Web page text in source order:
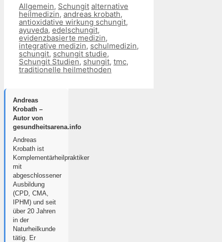
Kategorien
Allgemein, Schungit Schlagwörter
alternative
heilmedizin, andreas krobath,
antioxidative wirkung schungit,
ayuveda, edelschungit,
evidenzbasierte medizin,
integrative medizin, schulmedizin,
schungit, schungit studie,
Schungit Studien, shungit, tmc,
traditionelle heilmethoden
Andreas
Krobath –
Autor von
gesundheitsarena.info
Andreas
Krobath ist
Komplementärheilpraktiker
mit
abgeschlossener
Ausbildung
(CPD, CMA,
IPHM) und seit
über 20 Jahren
in der
Naturheilkunde
tätig. Er